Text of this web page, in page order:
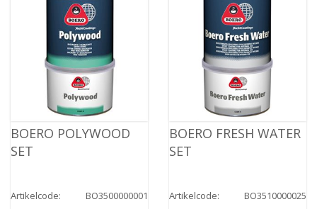
BOERO POLYWOOD
SET
Artikelcode:
BO3500000001
BOERO FRESH WATER
SET
Artikelcode:
BO3510000025